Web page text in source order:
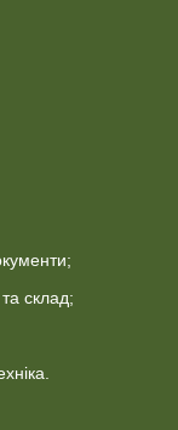
склад;